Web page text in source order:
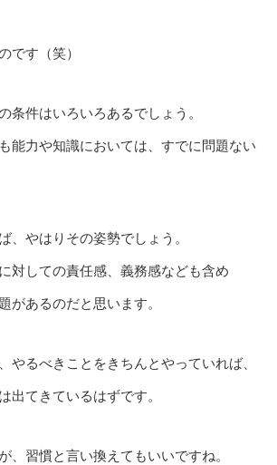
です（笑）
条件はいろいろあるでしょう。
能力や知識においては、すでに問題ない
、やはりその姿勢でしょう。
対しての責任感、義務感なども含め
があるのだと思います。
やるべきことをきちんとやっていれば、
出てきているはずです。
、習慣と言い換えてもいいですね。